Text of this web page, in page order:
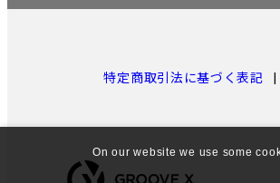
特定商取引法に基づく表記
On our website we use some